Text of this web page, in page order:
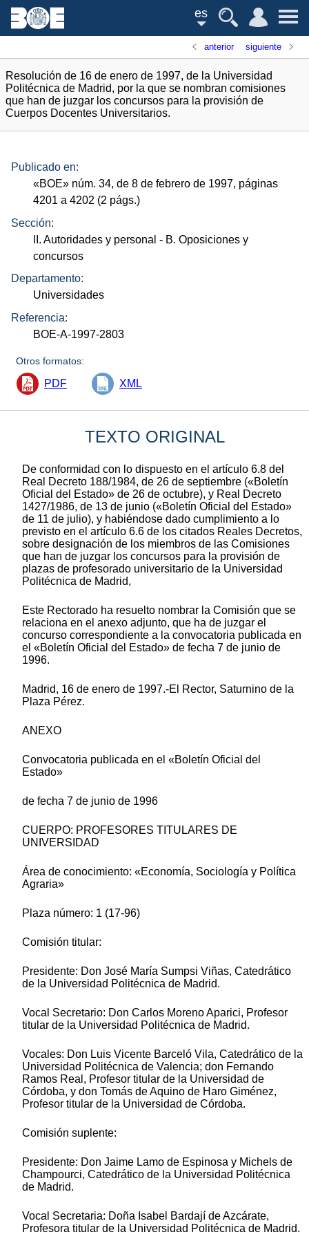
es
anterior siguiente
Resolución de 16 de enero de 1997, de la Universidad
Politécnica de Madrid, por la que se nombran comisiones
que han de juzgar los concursos para la provisión de
Cuerpos Docentes Universitarios.
Publicado en:
«BOE» núm. 34, de 8 de febrero de 1997, páginas
4201 a 4202 (2 págs.)
Sección:
II. Autoridades y personal - B. Oposiciones y
concursos
Departamento:
Universidades
Referencia:
BOE-A-1997-2803
Otros formatos:
PDF XML
TEXTO ORIGINAL
De conformidad con lo dispuesto en el artículo 6.8 del
Real Decreto 188/1984, de 26 de septiembre («Boletín
Oficial del Estado» de 26 de octubre), y Real Decreto
1427/1986, de 13 de junio («Boletín Oficial del Estado»
de 11 de julio), y habiéndose dado cumplimiento a lo
previsto en el artículo 6.6 de los citados Reales Decretos,
sobre designación de los miembros de las Comisiones
que han de juzgar los concursos para la provisión de
plazas de profesorado universitario de la Universidad
Politécnica de Madrid,
Este Rectorado ha resuelto nombrar la Comisión que se
relaciona en el anexo adjunto, que ha de juzgar el
concurso correspondiente a la convocatoria publicada en
el «Boletín Oficial del Estado» de fecha 7 de junio de
1996.
Madrid, 16 de enero de 1997.-El Rector, Saturnino de la
Plaza Pérez.
ANEXO
Convocatoria publicada en el «Boletín Oficial del
Estado»
de fecha 7 de junio de 1996
CUERPO: PROFESORES TITULARES DE
UNIVERSIDAD
Área de conocimiento: «Economía, Sociología y Política
Agraria»
Plaza número: 1 (17-96)
Comisión titular:
Presidente: Don José María Sumpsi Viñas, Catedrático
de la Universidad Politécnica de Madrid.
Vocal Secretario: Don Carlos Moreno Aparici, Profesor
titular de la Universidad Politécnica de Madrid.
Vocales: Don Luis Vicente Barceló Vila, Catedrático de la
Universidad Politécnica de Valencia; don Fernando
Ramos Real, Profesor titular de la Universidad de
Córdoba, y don Tomás de Aquino de Haro Giménez,
Profesor titular de la Universidad de Córdoba.
Comisión suplente:
Presidente: Don Jaime Lamo de Espinosa y Michels de
Champourci, Catedrático de la Universidad Politécnica
de Madrid.
Vocal Secretaria: Doña Isabel Bardají de Azcárate,
Profesora titular de la Universidad Politécnica de Madrid.